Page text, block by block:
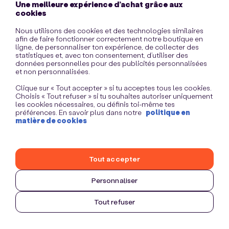
Une meilleure expérience d’achat grâce aux
cookies
Nous utilisons des cookies et des technologies similaires
afin de faire fonctionner correctement notre boutique en
ligne, de personnaliser ton expérience, de collecter des
statistiques et, avec ton consentement, d’utiliser des
données personnelles pour des publicités personnalisées
et non personnalisées.
Clique sur « Tout accepter » si tu acceptes tous les cookies.
Choisis « Tout refuser » si tu souhaites autoriser uniquement
les cookies nécessaires, ou définis toi-même tes
préférences. En savoir plus dans notre politique en
matière de cookies
Personnaliser
Tout refuser
Tout accepter